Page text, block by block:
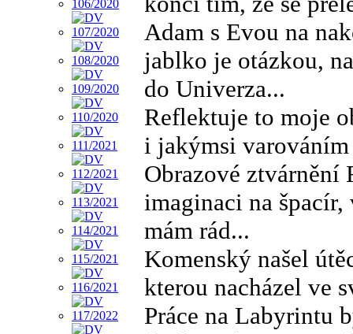
Adam s Evou na
jablko je otázkou,
do Univerza...
Reflektuje to moje
i jakýmsi
Obrazové
imaginaci na
mám rád...
Komenský našel
kterou nacházel ve
Práce na Labyrintu